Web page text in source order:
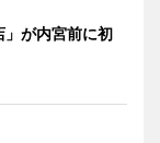
」が内宮前に初